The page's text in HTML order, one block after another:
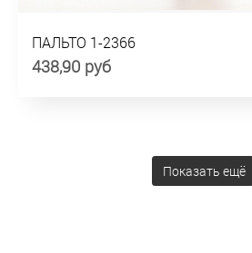
ПАЛЬТО 1-2366
438,90 руб
Показать ещё